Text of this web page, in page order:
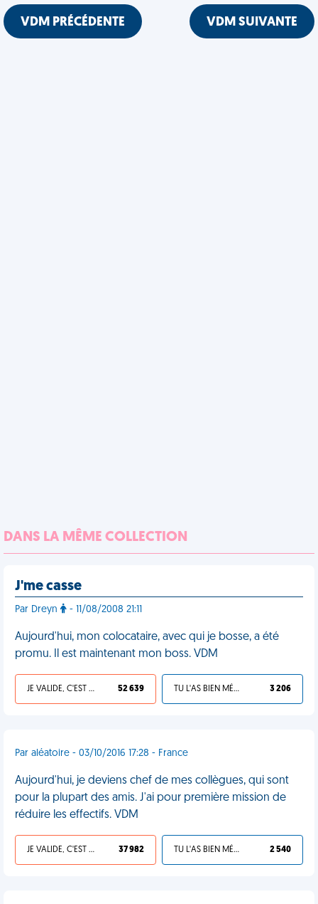
VDM PRÉCÉDENTE VDM SUIVANTE
DANS LA MÊME COLLECTION
J'me casse
Par Dreyn - 11/08/2008 21:11
Aujourd'hui, mon colocataire, avec qui je bosse, a été
promu. Il est maintenant mon boss. VDM
JE VALIDE, C'EST UNE VDM 52 639 TU L'AS BIEN MÉRITÉ 3 206
Par aléatoire - 03/10/2016 17:28 - France
Aujourd'hui, je deviens chef de mes collègues, qui sont
pour la plupart des amis. J'ai pour première mission de
réduire les effectifs. VDM
JE VALIDE, C'EST UNE VDM 37 982 TU L'AS BIEN MÉRITÉ 2 540